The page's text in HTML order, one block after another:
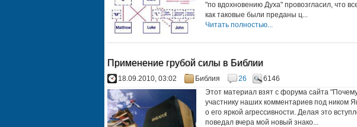
"по вдохновению Духа" провозгласил, что
как таковые были преданы ц...
Читать полностью...
Применение грубой силы в Библии
18.09.2010, 03:02 Библия 26
6146
Этот материал взят с форума сайта
участнику наших комментариев под ником
о его яркой агрессивности. Делая это
поведал вчера мой новый знако...